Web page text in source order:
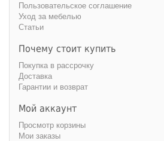
Пользовательское соглашение
Уход за мебелью
Статьи
Почему стоит купить
Покупка в рассрочку
Доставка
Гарантии и возврат
Мой аккаунт
Просмотр корзины
Мои заказы